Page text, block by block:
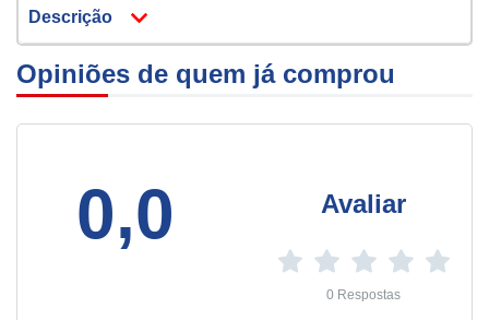
Descrição
Opiniões de quem já comprou
0,0 Avaliar
0 Respostas